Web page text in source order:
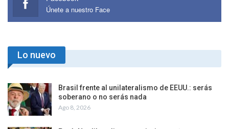
Únete a nuestro Face
Lo nuevo
Brasil frente al unilateralismo de EEUU.: serás
soberano o no serás nada
Ago 8, 2026